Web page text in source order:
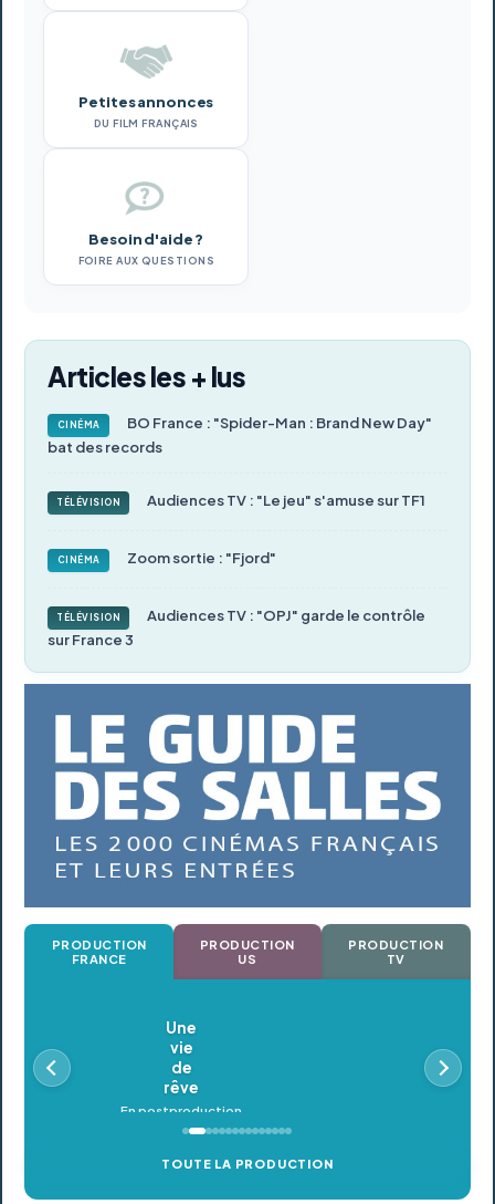
Petites annonces
DU FILM FRANÇAIS
Besoin d'aide ?
FOIRE AUX QUESTIONS
Articles les + lus
CINÉMA
BO France : "Spider-Man : Brand New Day"
bat des records
TÉLÉVISION Audiences TV : "Le jeu" s'amuse sur TF1
CINÉMA Zoom sortie : "Fjord"
TÉLÉVISION
Audiences TV : "OPJ" garde le contrôle
sur France 3
PRODUCTION
FRANCE
PRODUCTION
US
PRODUCTION
TV
Oldeupe
En postproduction
TOUTE LA PRODUCTION